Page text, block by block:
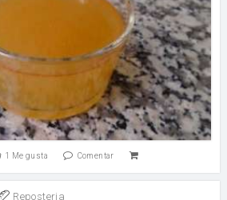
1 Me gusta Comentar
Reposteria